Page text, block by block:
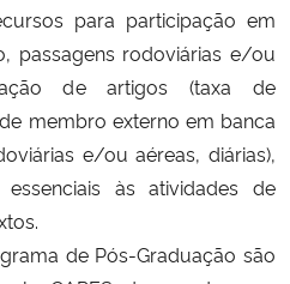
para participação em
passagens rodoviárias e/ou
de artigos (taxa de
membro externo em banca
e/ou aéreas, diárias),
às atividades de
de Pós-Graduação são